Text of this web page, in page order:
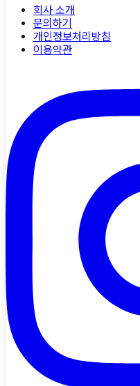
회사 소개
문의하기
개인정보처리방침
이용약관